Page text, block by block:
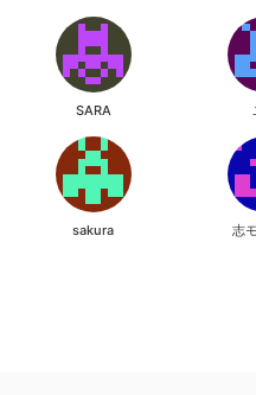
SARA
sakura 志